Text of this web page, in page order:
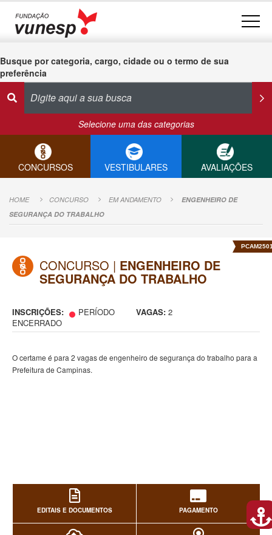
Busque por categoria, cargo, cidade ou o termo de sua
preferência
Selecione uma das categorias
CONCURSOS VESTIBULARES AVALIAÇÕES
HOME CONCURSO EM ANDAMENTO
ENGENHEIRO DE
SEGURANÇA DO TRABALHO
CONCURSO | ENGENHEIRO DE
SEGURANÇA DO TRABALHO
INSCRIÇÕES:
PERÍODO
ENCERRADO
VAGAS: 2
O certame é para 2 vagas de engenheiro de segurança do trabalho para a
Prefeitura de Campinas.
EDITAIS E DOCUMENTOS PAGAMENTO